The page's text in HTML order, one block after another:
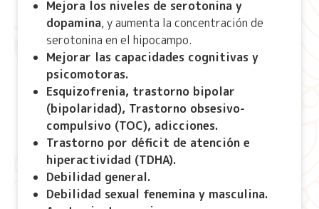
Mejora los niveles de serotonina y
dopamina, y aumenta la concentración de
serotonina en el hipocampo.
Mejorar las capacidades cognitivas y
psicomotoras.
Esquizofrenia, trastorno bipolar
(bipolaridad), Trastorno obsesivo-
compulsivo (TOC), adicciones.
Trastorno por déficit de atención e
hiperactividad (TDHA).
Debilidad general.
Debilidad sexual fenemina y masculina.